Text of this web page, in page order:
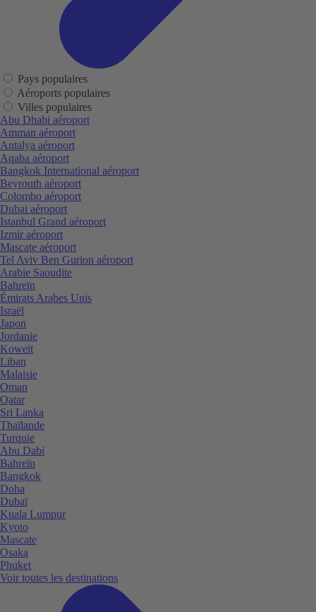
Pays populaires
Aéroports populaires
Villes populaires
Abu Dhabi aéroport
Amman aéroport
Antalya aéroport
Aqaba aéroport
Bangkok International aéroport
Beyrouth aéroport
Colombo aéroport
Dubai aéroport
Istanbul Grand aéroport
Izmir aéroport
Mascate aéroport
Tel Aviv Ben Gurion aéroport
Arabie Saoudite
Bahreïn
Émirats Arabes Unis
Israël
Japon
Jordanie
Koweït
Liban
Malaisie
Oman
Qatar
Sri Lanka
Thaïlande
Turquie
Abu Dabi
Bahreïn
Bangkok
Doha
Dubaï
Kuala Lumpur
Kyoto
Mascate
Osaka
Phuket
Voir toutes les destinations